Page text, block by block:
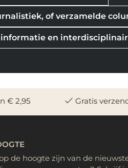
of verzamelde
en
€ 2,95 Gratis
de hoogte zijn van de